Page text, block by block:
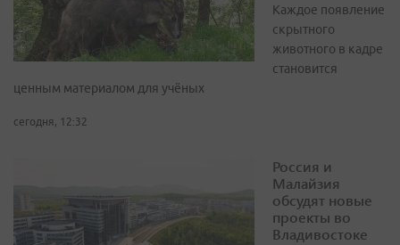
Каждое появление
скрытного
животного в кадре
становится
ценным материалом для учёных
сегодня, 12:32
Россия и
Малайзия
обсудят новые
проекты во
Владивостоке